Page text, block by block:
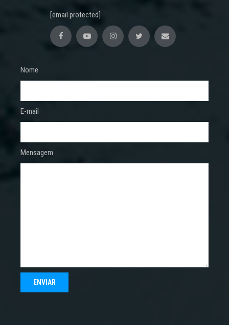
[email protected]
Nome
E-mail
Mensagem